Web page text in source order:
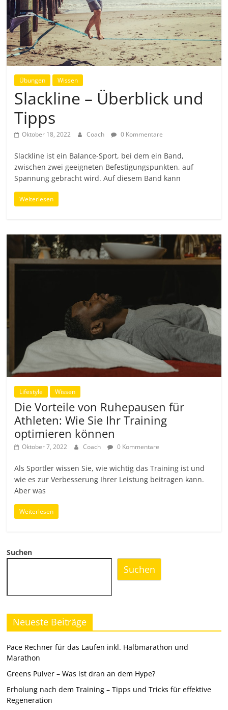
Übungen Wissen
Slackline – Überblick und
Tipps
Oktober 18, 2022 Coach 0 Kommentare
Slackline ist ein Balance-Sport, bei dem ein Band,
zwischen zwei geeigneten Befestigungspunkten, auf
Spannung gebracht wird. Auf diesem Band kann
Weiterlesen
Lifestyle Wissen
Die Vorteile von Ruhepausen für
Athleten: Wie Sie Ihr Training
optimieren können
Oktober 7, 2022 Coach 0 Kommentare
Als Sportler wissen Sie, wie wichtig das Training ist und
wie es zur Verbesserung Ihrer Leistung beitragen kann.
Aber was
Weiterlesen
Suchen
Suchen
Neueste Beiträge
Pace Rechner für das Laufen inkl. Halbmarathon und
Marathon
Greens Pulver – Was ist dran an dem Hype?
Erholung nach dem Training – Tipps und Tricks für effektive
Regeneration